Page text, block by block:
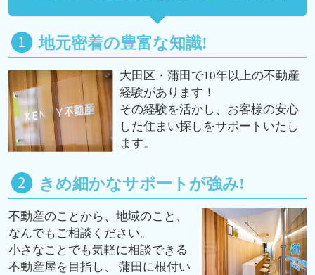
地元密着の豊富な知識!
大田区・蒲田で10年以上の不動産
経験があります！
その経験を活かし、お客様の安心
した住まい探しをサポートいたし
ます。
きめ細かなサポートが強み!
不動産のことから、地域のこと、
なんでもご相談ください。
小さなことでも気軽に相談できる
不動産屋を目指し、 蒲田に根付い